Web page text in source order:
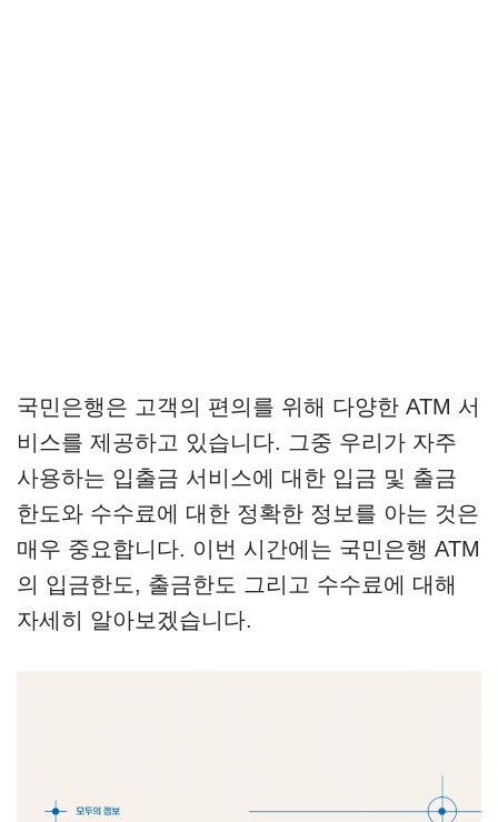
국민은행은 고객의 편의를 위해 다양한 ATM 서
비스를 제공하고 있습니다. 그중 우리가 자주
사용하는 입출금 서비스에 대한 입금 및 출금
한도와 수수료에 대한 정확한 정보를 아는 것은
매우 중요합니다. 이번 시간에는 국민은행 ATM
의 입금한도, 출금한도 그리고 수수료에 대해
자세히 알아보겠습니다.